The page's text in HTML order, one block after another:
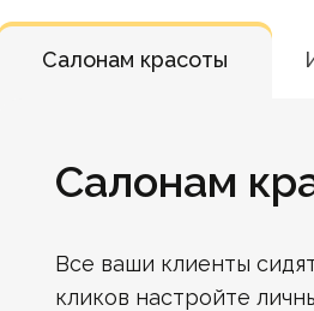
Салонам красоты
Салонам
Все ваши клиенты
кликов настройте